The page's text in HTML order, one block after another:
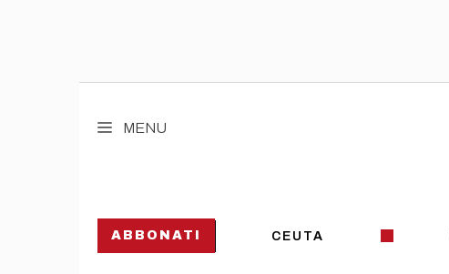
MENU
ABBONATI CEUTA